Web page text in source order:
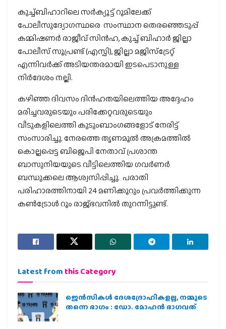
കുച്ച്ബിഹാറിലെ സര്‍ക്യൂട്ട് റൂമിലേക്ക്
പോലീസുദ്യോഗസ്ഥരെ സംസ്ഥാന തെരഞ്ഞെടുപ്പ്
കമ്മിഷണര്‍ രാജീവ് സിന്‍ഹ, കുച്ച് ബിഹാര്‍ ജില്ലാ
പോലീസ് സൂപ്രണ്ട് (എസ്പി), ജില്ലാ മജിസ്ട്രേറ്റ്
എന്നിവര്‍ക്ക് അടിയന്തരമായി ഇടപെടാനുള്ള
നിര്‍ദേശം നല്കി.
കഴിഞ്ഞ ദിവസം ദിന്‍ഹതയിലെത്തിയ അദ്ദേഹം
മരിച്ചവരുടെയും പരിക്കേറ്റവരുടെയും
വീടുകളിലെത്തി കുടുംബാംഗങ്ങളോട് നേരിട്ട്
സംസാരിച്ചു. നേരത്തെ തൃണമൂല്‍ അക്രമത്തില്‍
കൊല്ലപ്പെട്ട ബിജെപി നേതാവ് പ്രശാന്ത
ബാസുനിയയുടെ വീട്ടിലെത്തിയ ഗവര്‍ണര്‍
ബന്ധുക്കലെ ആശ്വസിപ്പിച്ചു. പരാതി
പരിഹാരത്തിനായി 24 മണിക്കൂറും പ്രവര്‍ത്തിക്കുന്ന
കണ്‍ട്രോള്‍ റൂം രാജ്ഭവനില്‍ തുറന്നിട്ടുണ്ട്.
Latest from this Category
ജെന്‍സികള്‍ ദേശദ്രോഹികളല്ല, നമ്മുടെ
തന്നെ ഭാഗം : ഡോ. മോഹന്‍ ഭാഗവത്